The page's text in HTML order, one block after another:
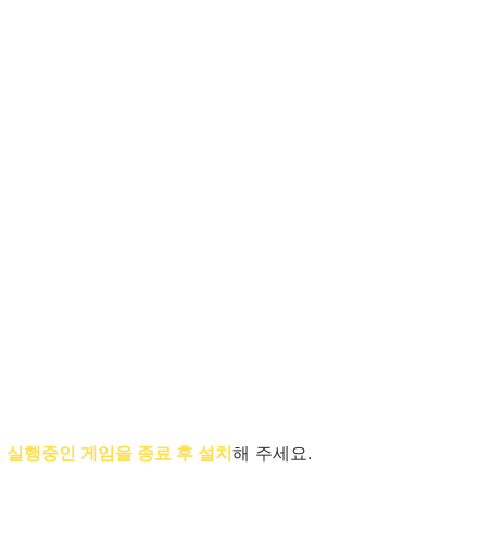
실행중인 게임을 종료 후 설치해 주세요.